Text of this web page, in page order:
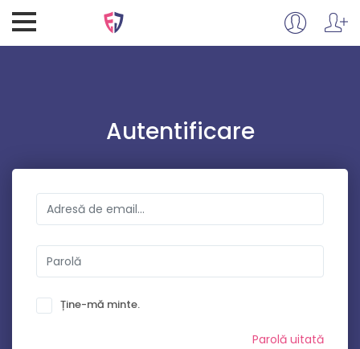
Autentificare
Ține-mă minte.
Parolă uitată